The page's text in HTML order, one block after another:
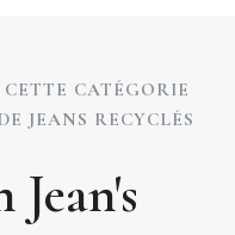
CATÉGORIE
JEANS RECYCLÉS